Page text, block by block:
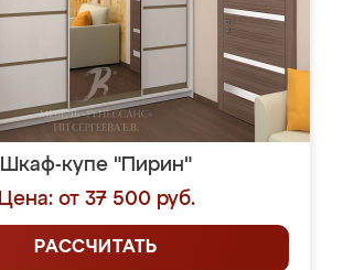
Шкаф-купе "Пирин"
Цена: от 37 500 руб.
РАССЧИТАТЬ